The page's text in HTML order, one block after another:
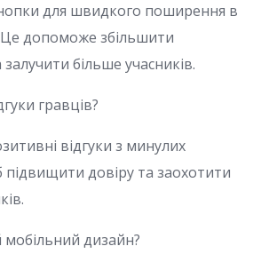
для швидкого поширення в
допоможе збільшити
більше учасників.
гравців?
відгуки з минулих
підвищити довіру та заохотити
дизайн?